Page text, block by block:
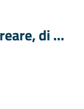
di …